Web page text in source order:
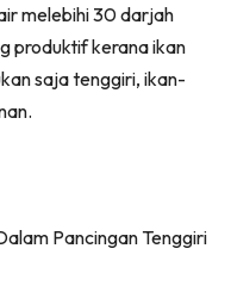
melebihi 30 darjah
produktif kerana ikan
saja tenggiri, ikan-